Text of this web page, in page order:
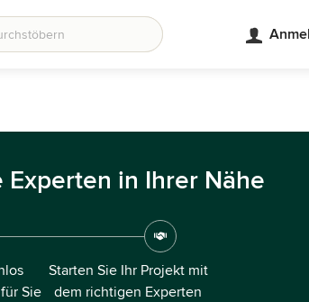
in Ihrer Nähe
Sie
Starten Sie Ihr Projekt mit
dem richtigen Experten